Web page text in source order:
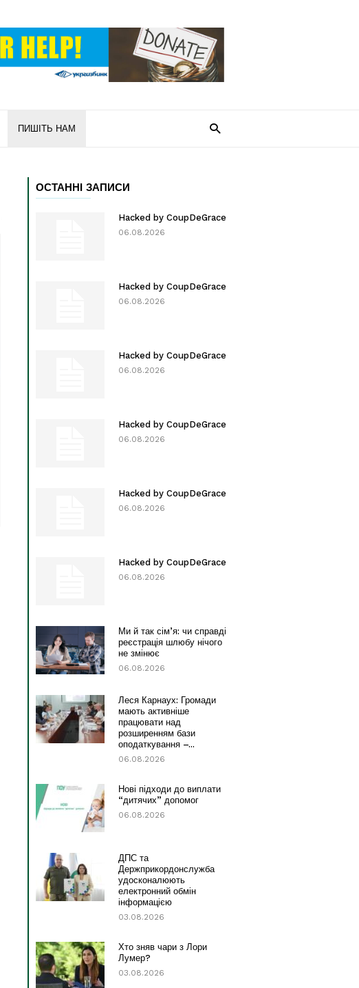
ПИШІТЬ НАМ
ОСТАННІ ЗАПИСИ
Hacked by CoupDeGrace
06.08.2026
Hacked by CoupDeGrace
06.08.2026
Hacked by CoupDeGrace
06.08.2026
Hacked by CoupDeGrace
06.08.2026
Hacked by CoupDeGrace
06.08.2026
Hacked by CoupDeGrace
06.08.2026
Ми й так сім’я: чи справді
реєстрація шлюбу нічого
не змінює
06.08.2026
Леся Карнаух: Громади
мають активніше
працювати над
розширенням бази
оподаткування –...
06.08.2026
Нові підходи до виплати
“дитячих” допомог
06.08.2026
ДПС та
Держприкордонслужба
удосконалюють
електронний обмін
інформацією
03.08.2026
Хто зняв чари з Лори
Лумер?
03.08.2026